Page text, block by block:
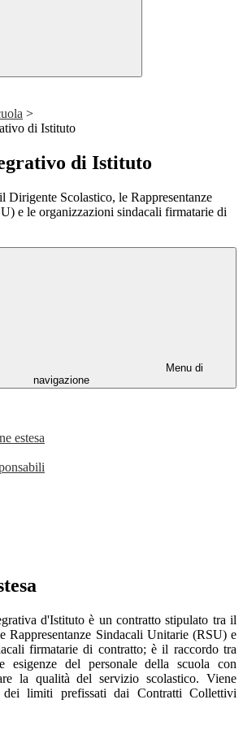
>
di Istituto
di Istituto
Dirigente Scolastico, le Rappresentanze
e le organizzazioni sindacali firmatarie di
Menu di
navigazione
estesa
d'Istituto è un contratto stipulato tra il
Rappresentanze Sindacali Unitarie (RSU) e
firmatarie di contratto; è il raccordo tra
esigenze del personale della scuola con
la qualità del servizio scolastico. Viene
dei limiti prefissati dai Contratti Collettivi